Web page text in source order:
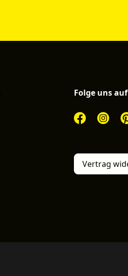
Folge uns
Vertrag